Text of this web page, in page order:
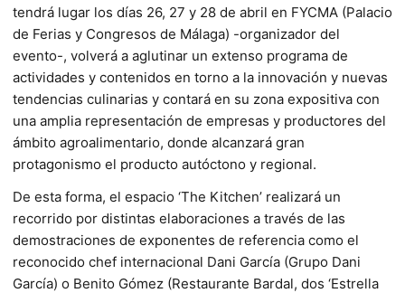
tendrá lugar los días 26, 27 y 28 de abril en FYCMA (Palacio
de Ferias y Congresos de Málaga) -organizador del
evento-, volverá a aglutinar un extenso programa de
actividades y contenidos en torno a la innovación y nuevas
tendencias culinarias y contará en su zona expositiva con
una amplia representación de empresas y productores del
ámbito agroalimentario, donde alcanzará gran
protagonismo el producto autóctono y regional.
De esta forma, el espacio ‘The Kitchen’ realizará un
recorrido por distintas elaboraciones a través de las
demostraciones de exponentes de referencia como el
reconocido chef internacional Dani García (Grupo Dani
García) o Benito Gómez (Restaurante Bardal, dos ‘Estrella